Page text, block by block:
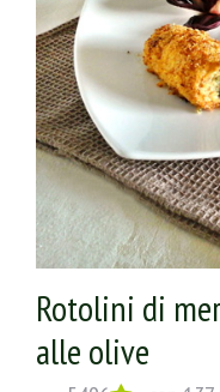
Rotolini di
alle olive